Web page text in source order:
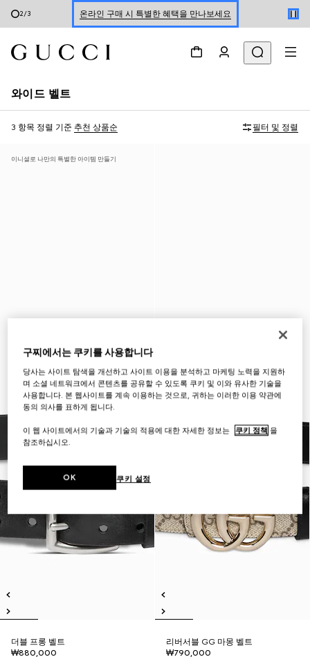
2/3 온라인 구매 시 특별한 혜택을 만나보세요
와이드 벨트
3 항목 정렬 기준 추천 상품순 필터 및 정렬
이니셜로 나만의 특별한 아이템 만들기
더블 프롱 벨트
₩880,000
리버서블 GG 마몽 벨트
₩790,000
구찌에서는 쿠키를 사용합니다
당사는 사이트 탐색을 개선하고 사이트 이용을 분석하고 마케팅 노력을 지원하
며 소셜 네트워크에서 콘텐츠를 공유할 수 있도록 쿠키 및 이와 유사한 기술을
사용합니다. 본 웹사이트를 계속 이용하는 것으로, 귀하는 이러한 이용 약관에
동의 의사를 표하게 됩니다.
이 웹 사이트에서의 기술과 기술의 적용에 대한 자세한 정보는 쿠키 정책 을
참조하십시오.
쿠키 설정
OK